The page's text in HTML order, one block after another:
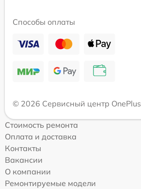
Способы оплаты
© 2026 Сервисный центр OnePlus
Стоимость ремонта
Оплата и доставка
Контакты
Вакансии
О компании
Ремонтируемые модели